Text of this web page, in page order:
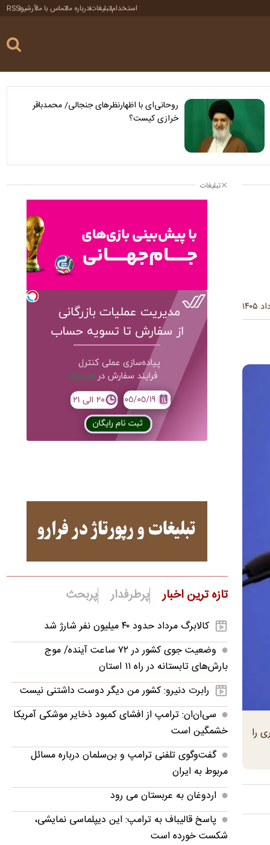
استخدامتبلیغاتدرباره ماتماس با ماآرشیوRSS
روحانی‌ای با اظهارنظرهای جنجالی/ محمدباقر
خرازی کیست؟
را
تبلیغات
تازه ترین اخبار پرطرفدار پربحث
کالابرگ مرداد حدود ۴۰‌ میلیون نفر شارژ شد
وضعیت جوی کشور در ۷۲ ساعت آینده/ موج
بارش‌های تابستانه در راه ۱۱ استان
رابرت دنیرو: کشور من دیگر دوست داشتنی نیست
سی‌ان‌ان: ترامپ از افشای کمبود ذخایر موشکی آمریکا
خشمگین است
گفت‌وگوی تلفنی ترامپ و بن‌سلمان درباره مسائل
مربوط به ایران
اردوغان به عربستان می رود
پاسخ قالیباف به ترامپ: این دیپلماسی نمایشی،
شکست خورده است